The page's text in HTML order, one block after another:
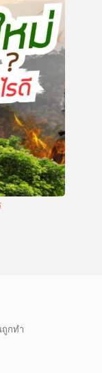
ถูกทำ